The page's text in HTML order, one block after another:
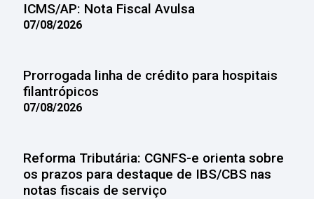
ICMS/AP: Nota Fiscal Avulsa
07/08/2026
Prorrogada linha de crédito para hospitais
filantrópicos
07/08/2026
Reforma Tributária: CGNFS-e orienta sobre
os prazos para destaque de IBS/CBS nas
notas fiscais de serviço